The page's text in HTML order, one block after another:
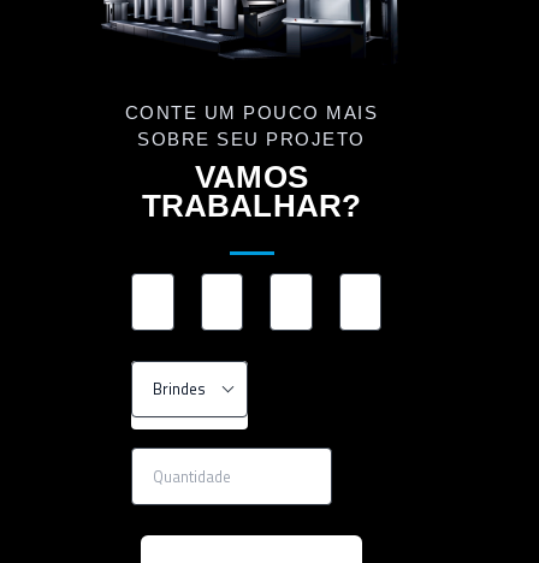
CONTE UM POUCO MAIS
SOBRE SEU PROJETO
VAMOS
TRABALHAR?